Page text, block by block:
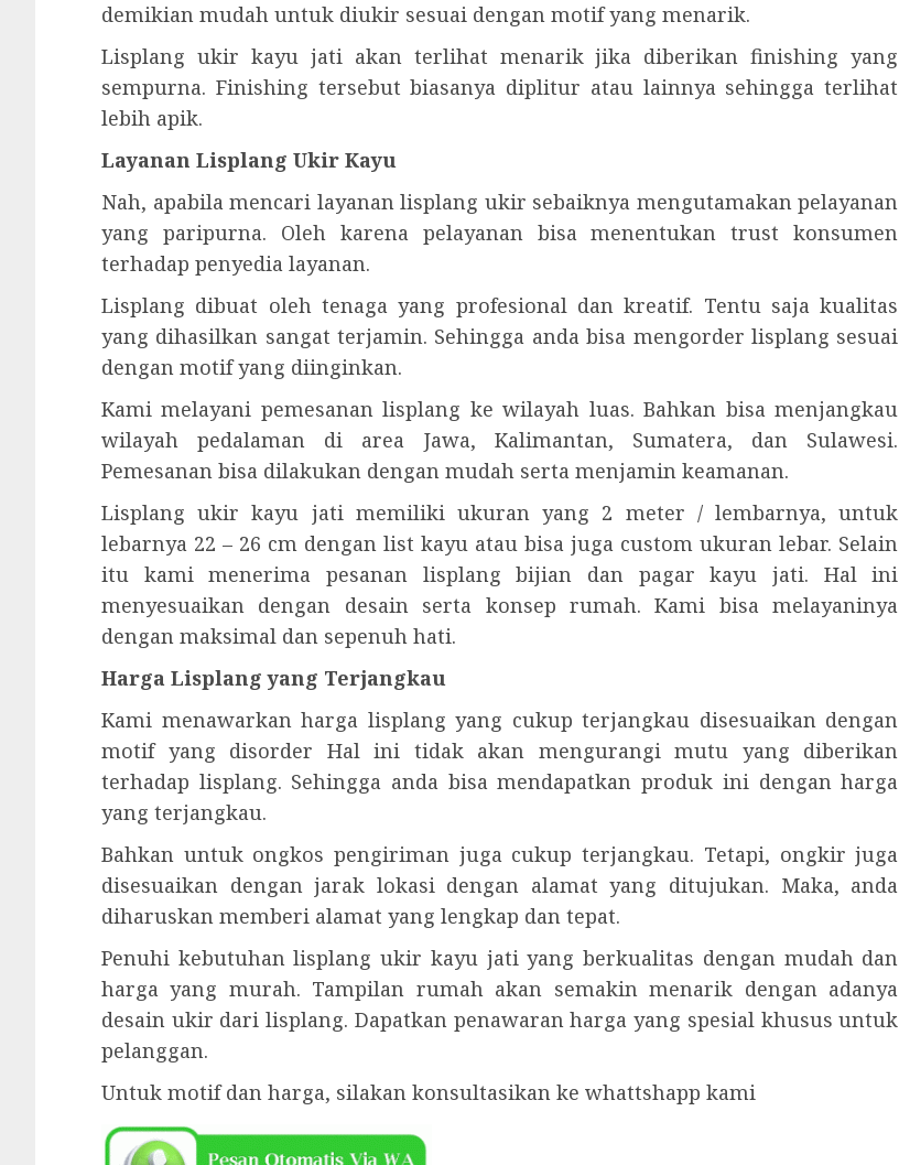
demikian mudah untuk diukir sesuai dengan motif yang menarik.
Lisplang ukir kayu jati akan terlihat menarik jika diberikan finishing yang
sempurna. Finishing tersebut biasanya diplitur atau lainnya sehingga terlihat
lebih apik.
Layanan Lisplang Ukir Kayu
Nah, apabila mencari layanan lisplang ukir sebaiknya mengutamakan pelayanan
yang paripurna. Oleh karena pelayanan bisa menentukan trust konsumen
terhadap penyedia layanan.
Lisplang dibuat oleh tenaga yang profesional dan kreatif. Tentu saja kualitas
yang dihasilkan sangat terjamin. Sehingga anda bisa mengorder lisplang sesuai
dengan motif yang diinginkan.
Kami melayani pemesanan lisplang ke wilayah luas. Bahkan bisa menjangkau
wilayah pedalaman di area Jawa, Kalimantan, Sumatera, dan Sulawesi.
Pemesanan bisa dilakukan dengan mudah serta menjamin keamanan.
Lisplang ukir kayu jati memiliki ukuran yang 2 meter / lembarnya, untuk
lebarnya 22 – 26 cm dengan list kayu atau bisa juga custom ukuran lebar. Selain
itu kami menerima pesanan lisplang bijian dan pagar kayu jati. Hal ini
menyesuaikan dengan desain serta konsep rumah. Kami bisa melayaninya
dengan maksimal dan sepenuh hati.
Harga Lisplang yang Terjangkau
Kami menawarkan harga lisplang yang cukup terjangkau disesuaikan dengan
motif yang disorder Hal ini tidak akan mengurangi mutu yang diberikan
terhadap lisplang. Sehingga anda bisa mendapatkan produk ini dengan harga
yang terjangkau.
Bahkan untuk ongkos pengiriman juga cukup terjangkau. Tetapi, ongkir juga
disesuaikan dengan jarak lokasi dengan alamat yang ditujukan. Maka, anda
diharuskan memberi alamat yang lengkap dan tepat.
Penuhi kebutuhan lisplang ukir kayu jati yang berkualitas dengan mudah dan
harga yang murah. Tampilan rumah akan semakin menarik dengan adanya
desain ukir dari lisplang. Dapatkan penawaran harga yang spesial khusus untuk
pelanggan.
Untuk motif dan harga, silakan konsultasikan ke whattshapp kami